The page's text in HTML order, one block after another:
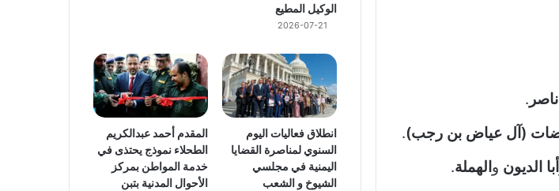
.
(آل عياض بن رجب).
أبا الديون و الهملة.
الوكيل المطيع
2026-07-21
انطلاق فعاليات اليوم
السنوي لمناصرة القضايا
اليمنية في مجلسي
الشيوخ و الشعب
المقدم أحمد عبدالكريم
الطحلاء نموذج يحتذى في
خدمة المواطن بمركز
الأحوال المدنية بتبن